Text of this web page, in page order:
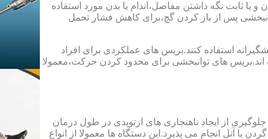
یا ثابت نگه داشتن مفاصل،اندام یا بدن مورد استفاده
پس از باز کردن گچ،برای کاهش فشار تحمل
استفاده کنند.بریس های عملکردی برای افراد
های توانبخشی برای محدود کردن حرکت،معمولا
از ایجاد ناهنجاری های ارتوپدی در طول درمان
یا آتل انجام می پذیرد.این دستگاه ها معمولا از انواع